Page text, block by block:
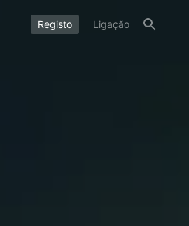
Registo Ligação